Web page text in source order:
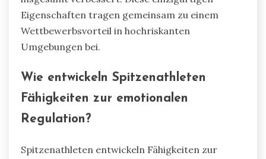
Eigenschaften tragen gemeinsam zu einem
Wettbewerbsvorteil in hochriskanten
Umgebungen bei.
Wie entwickeln Spitzenathleten
Fähigkeiten zur emotionalen
Regulation?
Spitzenathleten entwickeln Fähigkeiten zur